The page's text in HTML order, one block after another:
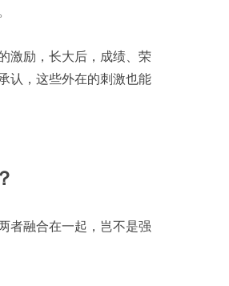
激励，长大后，成绩、荣
认，这些外在的刺激也能
者融合在一起，岂不是强